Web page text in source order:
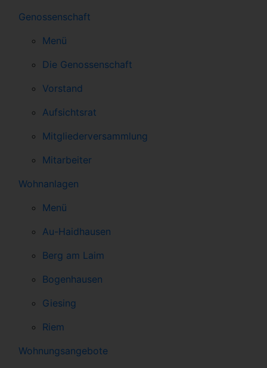
Genossenschaft
Menü
Die Genossenschaft
Vorstand
Aufsichtsrat
Mitgliederversammlung
Mitarbeiter
Wohnanlagen
Menü
Au-Haidhausen
Berg am Laim
Bogenhausen
Giesing
Riem
Wohnungsangebote